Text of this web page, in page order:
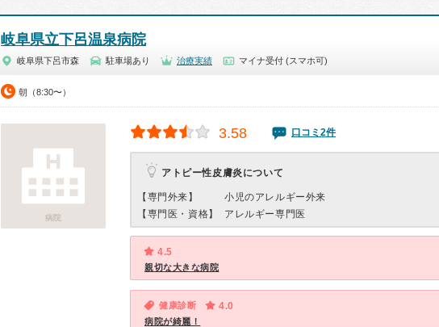
岐阜県立下呂温泉病院
岐阜県下呂市森 駐車場あり 治療実績 マイナ受付 (スマホ可)
朝（8:30〜）
病院
3.58 口コミ2件
アトピー性皮膚炎について
【専門外来】
小児のアレルギー外来
【専門医・資格】
アレルギー専門医
4.5
親切な大きな病院
健康診断 4.0
病院が綺麗！